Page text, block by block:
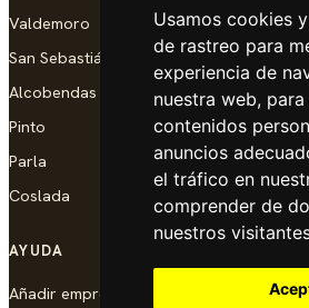
Usamos cookies
de rastreo para
experiencia de
nuestra web,
contenidos
anuncios
el tráfico en
comprender de
nuestros
Valdemoro
San Sebastián de los Reyes
Alcobendas
Pinto
Parla
Coslada
AYUDA
Añadir empresa